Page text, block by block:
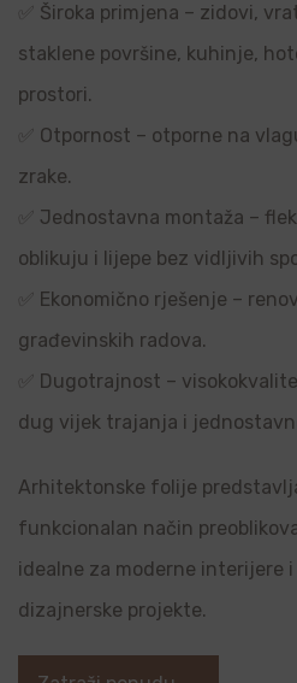
✅ Široka primjena – zidovi,
staklene površine, kuhinje,
prostori.
✅ Otpornost – otporne na
zrake.
✅ Jednostavna montaža –
oblikuju i lijepe bez vidljivih
✅ Ekonomično rješenje –
građevinskih radova.
✅ Dugotrajnost –
dug vijek trajanja i
Arhitektonske folije
funkcionalan način
idealne za moderne interijere
dizajnerske projekte.